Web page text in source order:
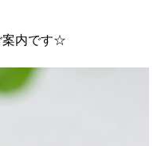
案内です☆